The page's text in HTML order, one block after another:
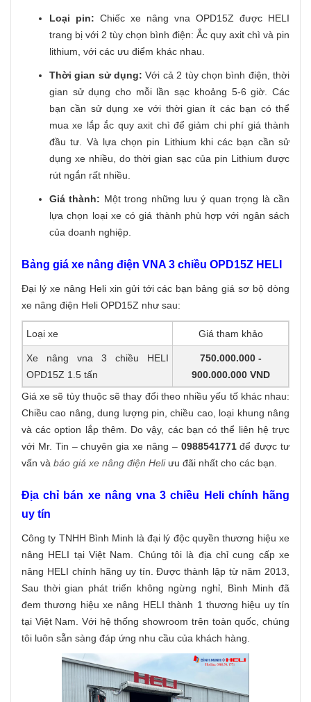
Loại pin: Chiếc xe nâng vna OPD15Z được HELI
trang bị với 2 tùy chọn bình điện: Ắc quy axit chì và pin
lithium, với các ưu điểm khác nhau.
Thời gian sử dụng: Với cả 2 tùy chọn bình điện, thời
gian sử dụng cho mỗi lần sạc khoảng 5-6 giờ. Các
bạn cần sử dụng xe với thời gian ít các bạn có thể
mua xe lắp ắc quy axit chì để giảm chi phí giá thành
đầu tư. Và lựa chọn pin Lithium khi các bạn cần sử
dụng xe nhiều, do thời gian sạc của pin Lithium được
rút ngắn rất nhiều.
Giá thành: Một trong những lưu ý quan trọng là cần
lựa chọn loại xe có giá thành phù hợp với ngân sách
của doanh nghiệp.
Bảng giá xe nâng điện VNA 3 chiều OPD15Z HELI
Đại lý xe nâng Heli xin gửi tới các bạn bảng giá sơ bộ dòng
xe nâng điện Heli OPD15Z như sau:
Loại xe Giá tham khảo
Xe nâng vna 3 chiều HELI
OPD15Z 1.5 tấn
750.000.000 -
900.000.000 VND
Giá xe sẽ tùy thuộc sẽ thay đổi theo nhiều yếu tố khác nhau:
Chiều cao nâng, dung lượng pin, chiều cao, loại khung nâng
và các option lắp thêm. Do vậy, các bạn có thể liên hệ trực
với Mr. Tin – chuyên gia xe nâng – 0988541771để được tư
vấn và báo giá xe nâng điện Heliưu đãi nhất cho các bạn.
Địa chỉ bán xe nâng vna 3 chiều Heli chính hãng
uy tín
Công ty TNHH Bình Minh là đại lý độc quyền thương hiệu xe
nâng HELI tại Việt Nam. Chúng tôi là địa chỉ cung cấp xe
nâng HELI chính hãng uy tín. Được thành lập từ năm 2013,
Sau thời gian phát triển không ngừng nghỉ, Bình Minh đã
đem thương hiệu xe nâng HELI thành 1 thương hiệu uy tín
tại Việt Nam. Với hệ thống showroom trên toàn quốc, chúng
tôi luôn sẵn sàng đáp ứng nhu cầu của khách hàng.